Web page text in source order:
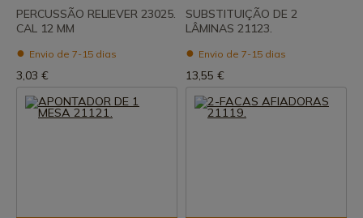
PERCUSSÃO RELIEVER 23025.
CAL 12 MM
Envio de 7-15 dias
3,03 €
SUBSTITUIÇÃO DE 2
LÂMINAS 21123.
Envio de 7-15 dias
13,55 €